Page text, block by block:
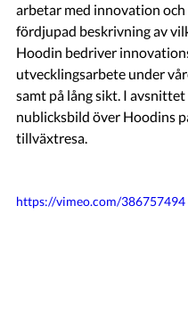
arbetar med innovation och
fördjupad beskrivning av
Hoodin bedriver
utvecklingsarbete under
samt på lång sikt. I avsnittet
nublicksbild över Hoodins
tillväxtresa.
https://vimeo.com/386757494